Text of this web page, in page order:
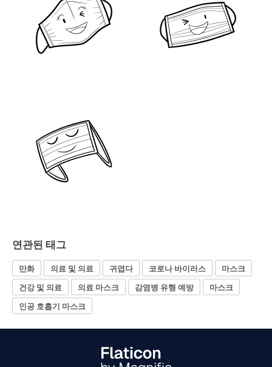
연관된 태그
만화 의료 및 의료 귀엽다 코로나 바이러스
마스크
건강 및 의료
의료 마스크 감염병 유행 예방
마스크
인공 호흡기 마스크